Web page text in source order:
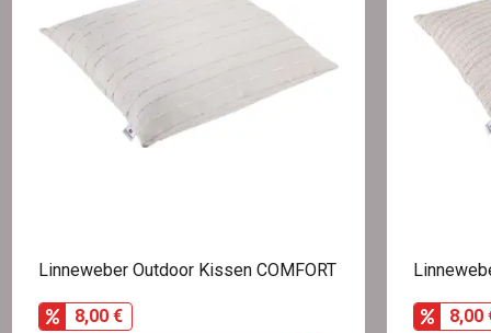
Linneweber Outdoor Kissen COMFORT
8,00 € 8,00